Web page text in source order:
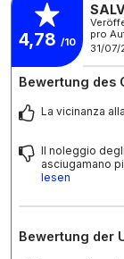
4,78 /10
pro
31/07/
Bewertung des
La vicinanza
Il noleggio
asciugamano
lesen
Bewertung der